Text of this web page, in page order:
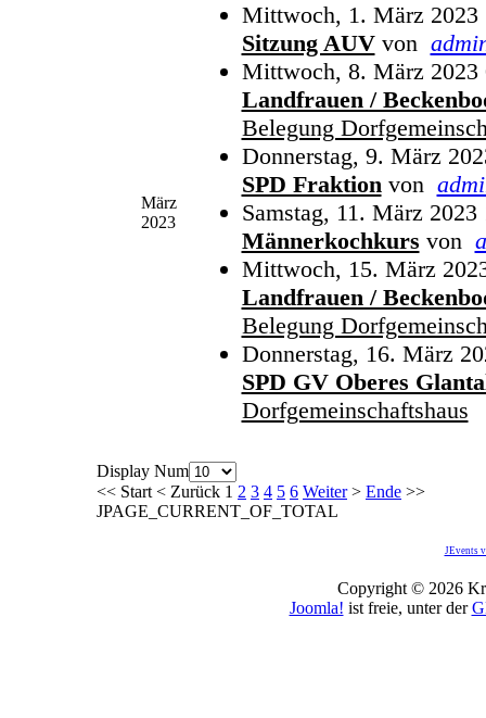
März
2023
Mittwoch, 1. März 2023
Sitzung AUVvon
Mittwoch, 8. März 2023
Landfrauen /
Belegung
Donnerstag, 9. März
SPD Fraktionvon
Samstag, 11. März 2023
Männerkochkurs von
Mittwoch, 15. März
Landfrauen /
Belegung
Donnerstag, 16. März
SPD GV Oberes
Dorfgemeinschaftshaus
Display Num
<< Start < Zurück 1 2 3 4 5 6 Weiter> Ende >>
JPAGE_CURRENT_OF_TOTAL
JEvents
Copyright © 2026
Joomla! ist freie, unter der